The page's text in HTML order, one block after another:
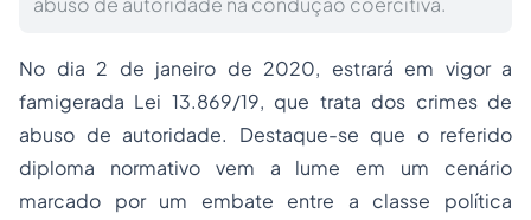
No dia 2 de janeiro de 2020, estrará em vigor a
famigerada Lei 13.869/19, que trata dos crimes de
abuso de autoridade. Destaque-se que o referido
diploma normativo vem a lume em um cenário
marcado por um embate entre a classe política